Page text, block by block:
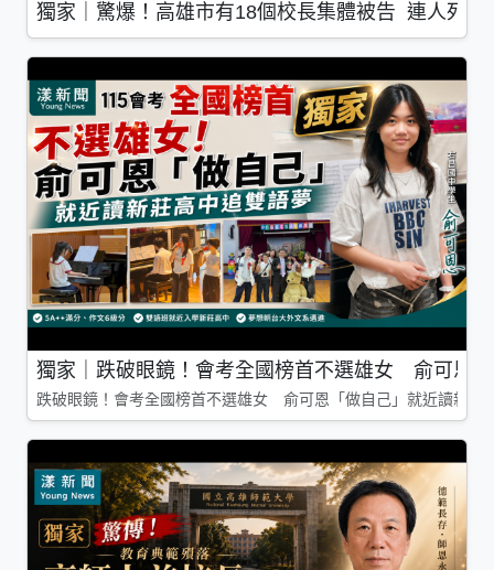
獨家｜驚爆！高雄市有18個校長集體被告 連人死了
獨家｜跌破眼鏡！會考全國榜首不選雄女 俞可恩
跌破眼鏡！會考全國榜首不選雄女 俞可恩「做自己」就近讀新莊